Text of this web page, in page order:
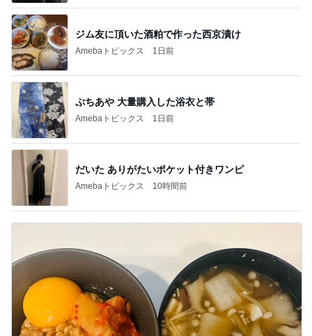
ジム友に頂いた酒粕で作った西京漬け
Amebaトピックス 1日前
ぷちあや 大量購入した浴衣と帯
Amebaトピックス 1日前
だいた ありがたいポケット付きワンピ
Amebaトピックス 10時間前